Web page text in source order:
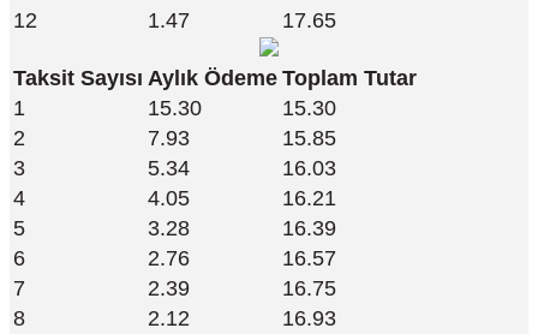
12
1.47 17.65
Taksit Sayısı Aylık Ödeme Toplam Tutar
1
15.30
15.30
2
7.93
15.85
3
5.34
16.03
4
4.05
16.21
5
3.28
16.39
6
2.76
16.57
7
2.39
16.75
8
2.12
16.93